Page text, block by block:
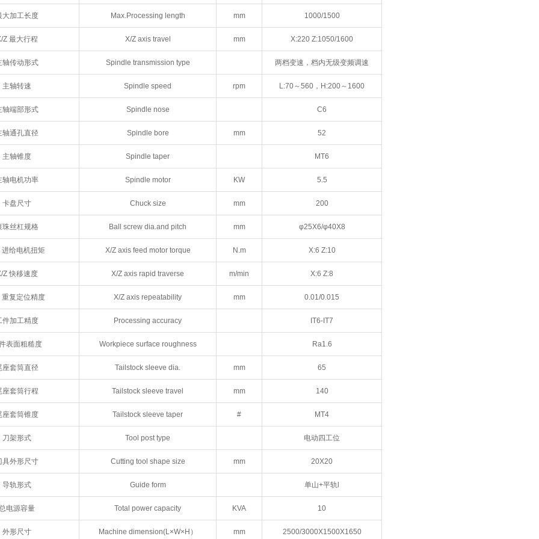
大加工长度 Max.Processing length mm 1000/1500
Z 最大行程 X/Z axis travel mm X:220 Z:1050/1600
轴传动形式 Spindle transmission type 两档变速，档内无级变频调速
主轴转速 Spindle speed rpm L:70～560，H:200～1600
轴端部形式 Spindle nose C6
轴通孔直径 Spindle bore mm 52
主轴锥度 Spindle taper MT6
轴电机功率 Spindle motor KW 5.5
卡盘尺寸 Chuck size mm 200
珠丝杠规格 Ball screw dia.and pitch mm φ25X6/φ40X8
进给电机扭矩 X/Z axis feed motor torque N.m X:6 Z:10
Z 快移速度 X/Z axis rapid traverse m/min X:6 Z:8
重复定位精度 X/Z axis repeatability mm 0.01/0.015
件加工精度 Processing accuracy IT6-IT7
表面粗糙度 Workpiece surface roughness Ra1.6
座套筒直径 Tailstock sleeve dia. mm 65
座套筒行程 Tailstock sleeve travel mm 140
座套筒锥度 Tailstock sleeve taper # MT4
刀架形式 Tool post type 电动四工位
具外形尺寸 Cutting tool shape size mm 20X20
导轨形式 Guide form 单山+平轨l
电源容量 Total power capacity KVA 10
外形尺寸 Machine dimension(L×W×H） mm 2500/3000X1500X1650